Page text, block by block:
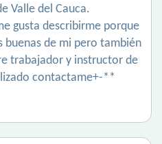
Valle del Cauca.
gusta describirme porque
buenas de mi pero también
trabajador y instructor de
contactame+-**